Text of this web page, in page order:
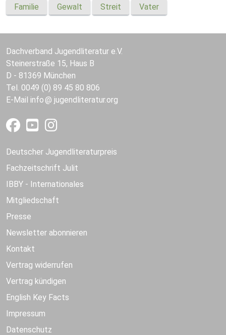
Familie Gewalt Streit Vater
Dachverband Jugendliteratur e.V.
Steinerstraße 15, Haus B
D - 81369 München
Tel. 0049 (0) 89 45 80 806
E-Mail info jugendliteratur.org
Deutscher Jugendliteraturpreis
Fachzeitschrift Julit
IBBY - Internationales
Mitgliedschaft
Presse
Newsletter abonnieren
Kontakt
Vertrag widerrufen
Vertrag kündigen
English Key Facts
Impressum
Datenschutz